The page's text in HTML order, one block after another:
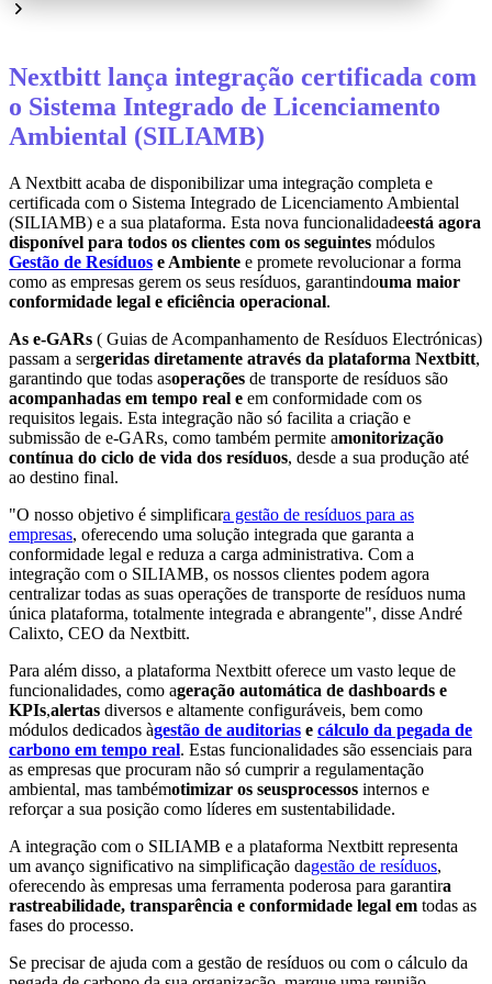
Nextbitt lança integração certificada com
o Sistema Integrado de Licenciamento
Ambiental (SILIAMB)
A Nextbitt acaba de disponibilizar uma integração completa e
certificada com o Sistema Integrado de Licenciamento Ambiental
(SILIAMB) e a sua plataforma. Esta nova funcionalidadeestá agora
disponível para todos os clientes com os seguintes módulos
Gestão de Resíduos e Ambiente e promete revolucionar a forma
como as empresas gerem os seus resíduos, garantindouma maior
conformidade legal e eficiência operacional.
As e-GARs ( Guias de Acompanhamento de Resíduos Electrónicas)
passam a sergeridas diretamente através da plataforma Nextbitt,
garantindo que todas asoperações de transporte de resíduos são
acompanhadas em tempo real e em conformidade com os
requisitos legais. Esta integração não só facilita a criação e
submissão de e-GARs, como também permite amonitorização
contínua do ciclo de vida dos resíduos, desde a sua produção até
ao destino final.
"O nosso objetivo é simplificara gestão de resíduos para as
empresas, oferecendo uma solução integrada que garanta a
conformidade legal e reduza a carga administrativa. Com a
integração com o SILIAMB, os nossos clientes podem agora
centralizar todas as suas operações de transporte de resíduos numa
única plataforma, totalmente integrada e abrangente", disse André
Calixto, CEO da Nextbitt.
Para além disso, a plataforma Nextbitt oferece um vasto leque de
funcionalidades, como ageração automática de dashboards e
KPIs,alertas diversos e altamente configuráveis, bem como
módulos dedicados àgestão de auditorias e cálculo da pegada de
carbono em tempo real. Estas funcionalidades são essenciais para
as empresas que procuram não só cumprir a regulamentação
ambiental, mas tambémotimizar os seusprocessos internos e
reforçar a sua posição como líderes em sustentabilidade.
A integração com o SILIAMB e a plataforma Nextbitt representa
um avanço significativo na simplificação dagestão de resíduos,
oferecendo às empresas uma ferramenta poderosa para garantira
rastreabilidade, transparência e conformidade legal em todas as
fases do processo.
Se precisar de ajuda com a gestão de resíduos ou com o cálculo da